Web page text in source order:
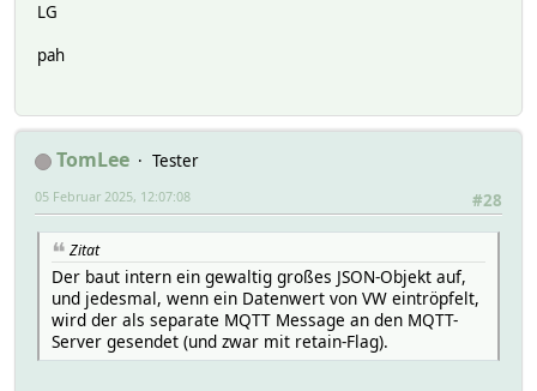
LG
pah
TomLee
Tester
#28
05 Februar 2025, 12:07:08
Zitat
Der baut intern ein gewaltig großes JSON-Objekt auf,
und jedesmal, wenn ein Datenwert von VW eintröpfelt,
wird der als separate MQTT Message an den MQTT-
Server gesendet (und zwar mit retain-Flag).